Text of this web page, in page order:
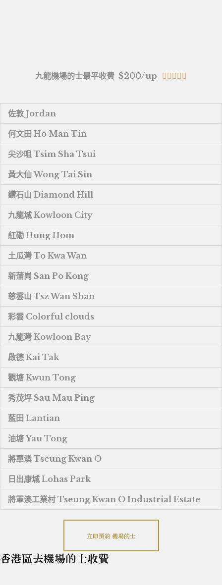
九龍機場的士最平收費 $200/up     
佐敦 Jordan
何文田 Ho Man Tin
尖沙咀 Tsim Sha Tsui
黃大仙 Wong Tai Sin
鑽石山 Diamond Hill
九龍城 Kowloon City
紅磡 Hung Hom
土瓜灣 To Kwa Wan
新蒲崗 San Po Kong
慈雲山 Tsz Wan Shan
彩雲 Colorful clouds
九龍灣 Kowloon Bay
啟德 Kai Tak
觀塘 Kwun Tong
秀茂坪 Sau Mau Ping
藍田 Lantian
油塘 Yau Tong
將軍澳 Tseung Kwan O
日出康城 Lohas Park
將軍澳工業村 Tseung Kwan O Industrial Estate
立即預約 機場的士
香港區去機場的士收費